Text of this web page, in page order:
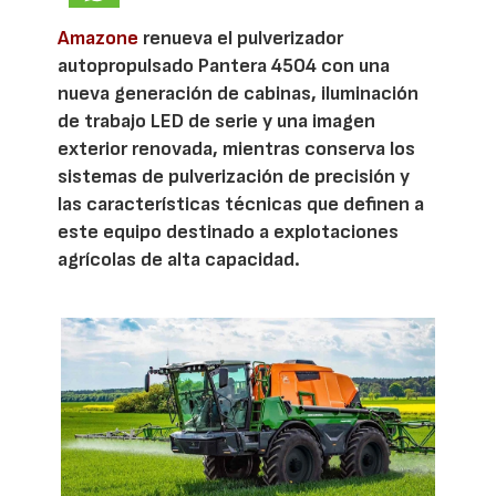
Amazone renueva el pulverizador
autopropulsado Pantera 4504 con una
nueva generación de cabinas, iluminación
de trabajo LED de serie y una imagen
exterior renovada, mientras conserva los
sistemas de pulverización de precisión y
las características técnicas que definen a
este equipo destinado a explotaciones
agrícolas de alta capacidad.